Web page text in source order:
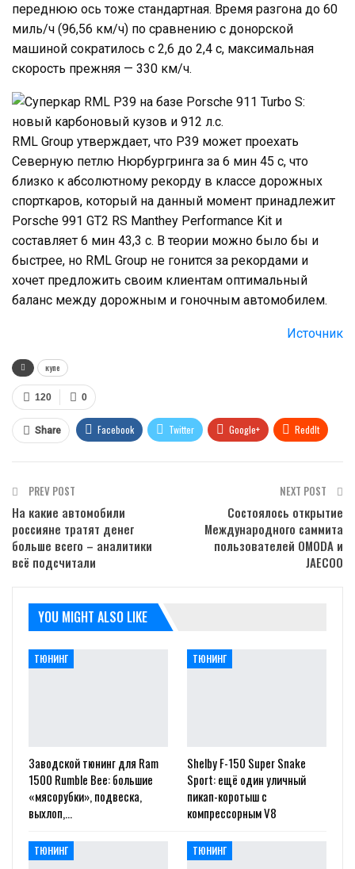
переднюю ось тоже стандартная. Время разгона до 60
миль/ч (96,56 км/ч) по сравнению с донорской
машиной сократилось с 2,6 до 2,4 с, максимальная
скорость прежняя — 330 км/ч.
RML Group утверждает, что P39 может проехать
Северную петлю Нюрбургринга за 6 мин 45 с, что
близко к абсолютному рекорду в классе дорожных
спорткаров, который на данный момент принадлежит
Porsche 991 GT2 RS Manthey Performance Kit и
составляет 6 мин 43,3 с. В теории можно было бы и
быстрее, но RML Group не гонится за рекордами и
хочет предложить своим клиентам оптимальный
баланс между дорожным и гоночным автомобилем.
Источник
купе
0
120
Share Facebook Twitter Google+ ReddIt
PREV POST
На какие автомобили
россияне тратят денег
больше всего – аналитики
всё подсчитали
NEXT POST
Состоялось открытие
Международного саммита
пользователей OMODA и
JAECOO
YOU MIGHT ALSO LIKE
ТЮНИНГ
Заводской тюнинг для Ram
1500 Rumble Bee: большие
«мясорубки», подвеска,
выхлоп,…
ТЮНИНГ
Shelby F-150 Super Snake
Sport: ещё один уличный
пикап-коротыш с
компрессорным V8
ТЮНИНГ ТЮНИНГ